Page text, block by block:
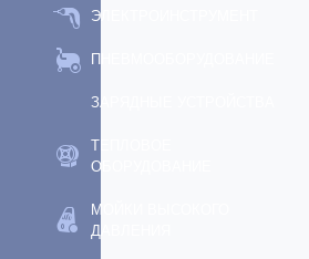
ЭЛЕКТРОИНСТРУМЕНТ
ПНЕВМООБОРУДОВАНИЕ
ЗАРЯДНЫЕ УСТРОЙСТВА
ТЕПЛОВОЕ
ОБОРУДОВАНИЕ
МОЙКИ ВЫСОКОГО
ДАВЛЕНИЯ